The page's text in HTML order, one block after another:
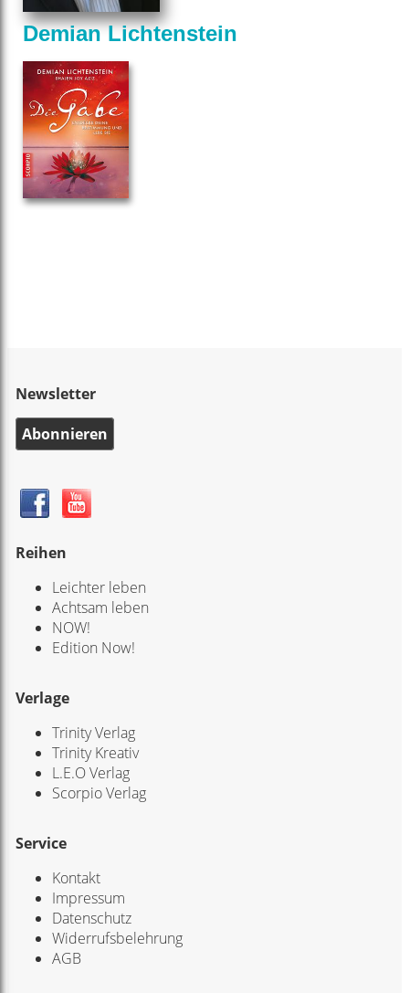
Demian Lichtenstein
Newsletter
Abonnieren
Reihen
Leichter leben
Achtsam leben
NOW!
Edition Now!
Verlage
Trinity Verlag
Trinity Kreativ
L.E.O Verlag
Scorpio Verlag
Service
Kontakt
Impressum
Datenschutz
Widerrufsbelehrung
AGB